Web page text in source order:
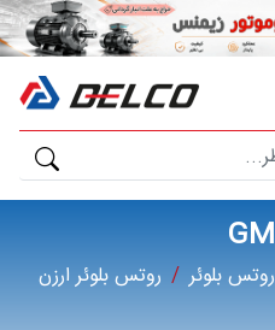
روتس بلوئر
روتس بلوئر ارزن